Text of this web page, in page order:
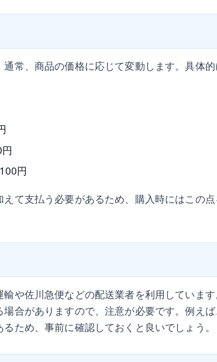
常、商品の価格に応じて変動します。具体
円
て支払う必要があるため、購入時にはこの
や佐川急便などの配送業者を利用していま
合がありますので、注意が必要です。例え
ため、事前に確認しておくと良いでしょう。